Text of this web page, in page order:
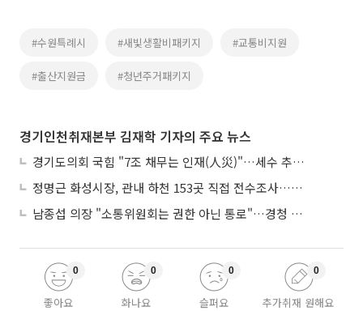
#수원특례시 #새빛생활비패키지 #교통비지원
#출산지원금 #청년주거패키지
경기인천취재본부 김재학 기자의 주요 뉴스
경기도의회 국힘 "7조 채무는 인재(人災)"…세수 추계 조작 의혹 제기
정명근 화성시장, 관내 하천 153곳 직접 전수조사…불법시설 정비
남종섭 의장 "소통위원회는 권한 아닌 통로"…경청 의회 만든다
좋아요
0
화나요
0
슬퍼요
0
추가취재 원해요
0